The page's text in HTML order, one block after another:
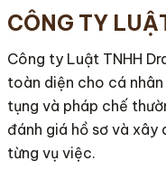
CÔNG TY
Công ty Luật TNHH
toàn diện cho cá
tụng và pháp chế
đánh giá hồ sơ và xây
từng vụ việc.